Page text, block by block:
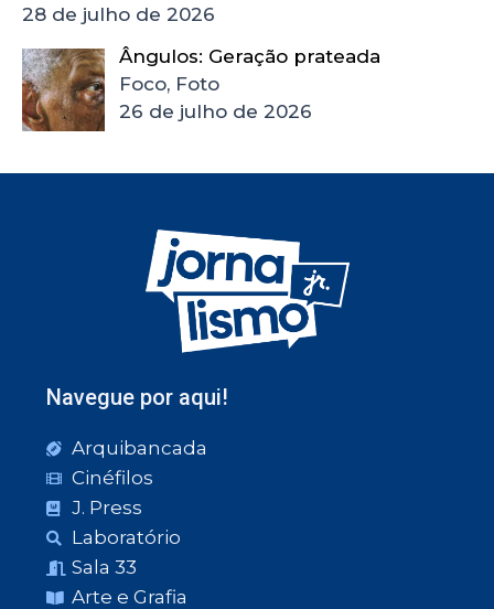
28 de julho de 2026
Ângulos: Geração prateada
Foco, Foto
26 de julho de 2026
Navegue por aqui!
Arquibancada
Cinéfilos
J. Press
Laboratório
Sala 33
Arte e Grafia